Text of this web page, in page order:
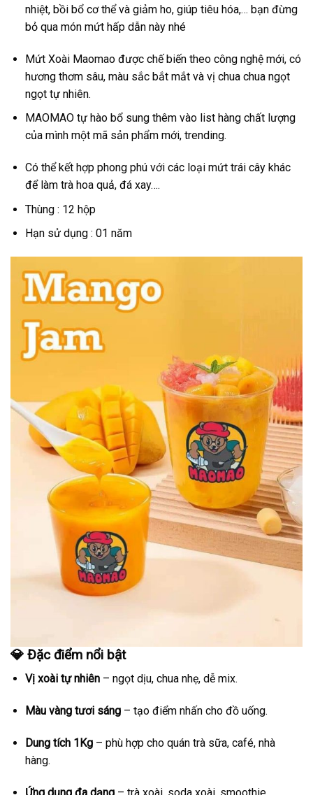
nhiệt, bồi bổ cơ thể và giảm ho, giúp tiêu hóa,… bạn đừng
bỏ qua món mứt hấp dẫn này nhé
Mứt Xoài Maomao được chế biến theo công nghệ mới, có
hương thơm sâu, màu sắc bắt mắt và vị chua chua ngọt
ngọt tự nhiên.
MAOMAO tự hào bổ sung thêm vào list hàng chất lượng
của mình một mã sản phẩm mới, trending.
Có thể kết hợp phong phú với các loại mứt trái cây khác
để làm trà hoa quả, đá xay….
Thùng : 12 hộp
Hạn sử dụng : 01 năm
💎 Đặc điểm nổi bật
Vị xoài tự nhiên– ngọt dịu, chua nhẹ, dễ mix.
Màu vàng tươi sáng– tạo điểm nhấn cho đồ uống.
Dung tích 1Kg– phù hợp cho quán trà sữa, café, nhà
hàng.
Ứng dụng đa dạng– trà xoài, soda xoài, smoothie,